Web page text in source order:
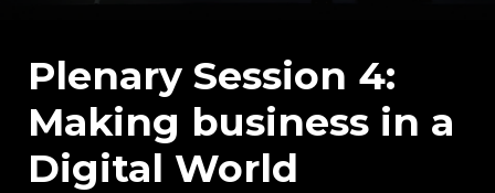
seconds
Plenary Session 4:
Making business in a
Digital World